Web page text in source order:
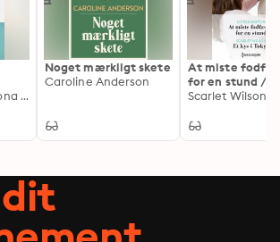
Alison Roberts, Fiona McArthur
Noget mærkligt skete
Caroline Anderson
At miste
for en stund /
Tokyo